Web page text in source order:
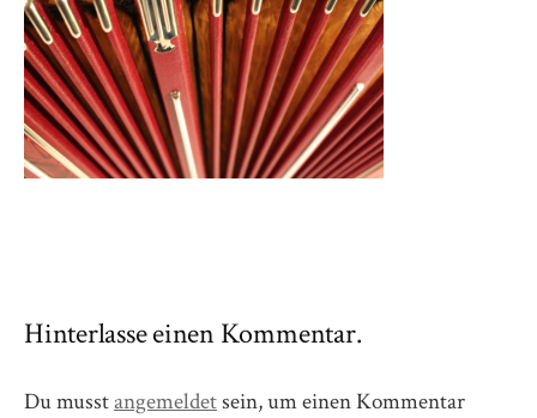
Hinterlasse einen Kommentar.
Du musstangemeldetsein, um einen Kommentar